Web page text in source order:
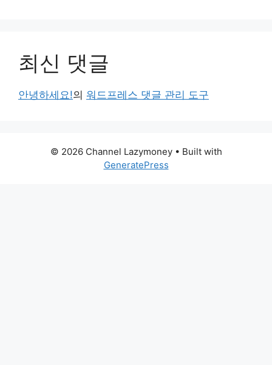
최신 댓글
안녕하세요!의 워드프레스 댓글 관리 도구
© 2026 Channel Lazymoney• Built with
GeneratePress